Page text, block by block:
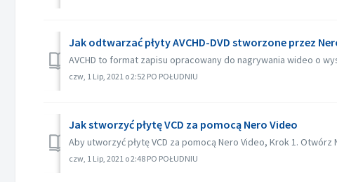
Jak odtwarzać płyty AVCHD-DVD stworzone przez
AVCHD to format zapisu opracowany do nagrywania wideo o
czw, 1 Lip, 2021 o 2:52 PO POŁUDNIU
Jak stworzyć płytę VCD za pomocą Nero Video
Aby utworzyć płytę VCD za pomocą Nero Video, Krok 1.
czw, 1 Lip, 2021 o 2:48 PO POŁUDNIU